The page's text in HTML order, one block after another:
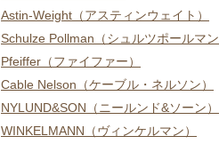
Astin-Weight（アスティンウェイト）
Schulze Pollman（シュルツポールマン
Pfeiffer（ファイファー）
Cable Nelson（ケーブル・ネルソン）
NYLUND&SON（ニールンド&ソーン）
WINKELMANN（ヴィンケルマン）